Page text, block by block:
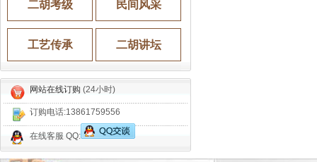
二胡考级 民间风采
工艺传承 二胡讲坛
网站在线订购 (24小时)
订购电话:13861759556
在线客服 QQ: